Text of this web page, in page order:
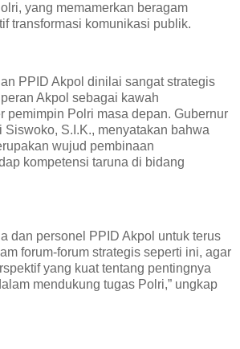
yang memamerkan beragam
transformasi komunikasi publik.
PPID Akpol dinilai sangat strategis
Akpol sebagai kawah
pemimpin Polri masa depan. Gubernur
Siswoko, S.I.K., menyatakan bahwa
wujud pembinaan
kompetensi taruna di bidang
dan personel PPID Akpol untuk terus
forum-forum strategis seperti ini, agar
yang kuat tentang pentingnya
mendukung tugas Polri,” ungkap